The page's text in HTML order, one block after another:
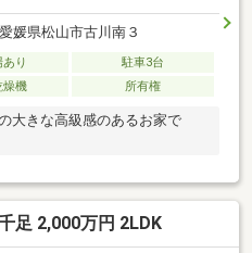
愛媛県松山市古川南３
り
駐車3台
燥機 所有権
大きな高級感のあるお家で
足 2,000万円 2LDK